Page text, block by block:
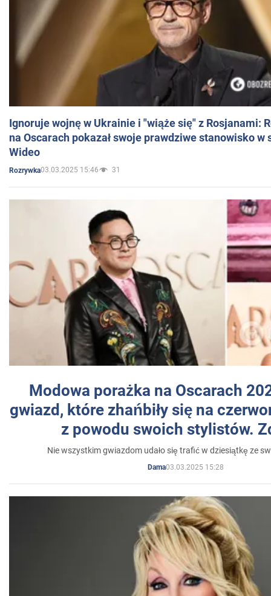
Ignoruje wojnę w Ukrainie i "wiąże się" z Rosjanami:
na Oscarach pokazał swoje prawdziwe stanowisko w
Wideo
Rozrywka03.03.2025 15:46 31
Modowa porażka na Oscarach
gwiazd, które zhańbiły się na
z powodu swoich stylistów.
Nie wszystkim gwiazdom udało się trafić w dziesiątkę ze
Dama03.03.2025 15:28